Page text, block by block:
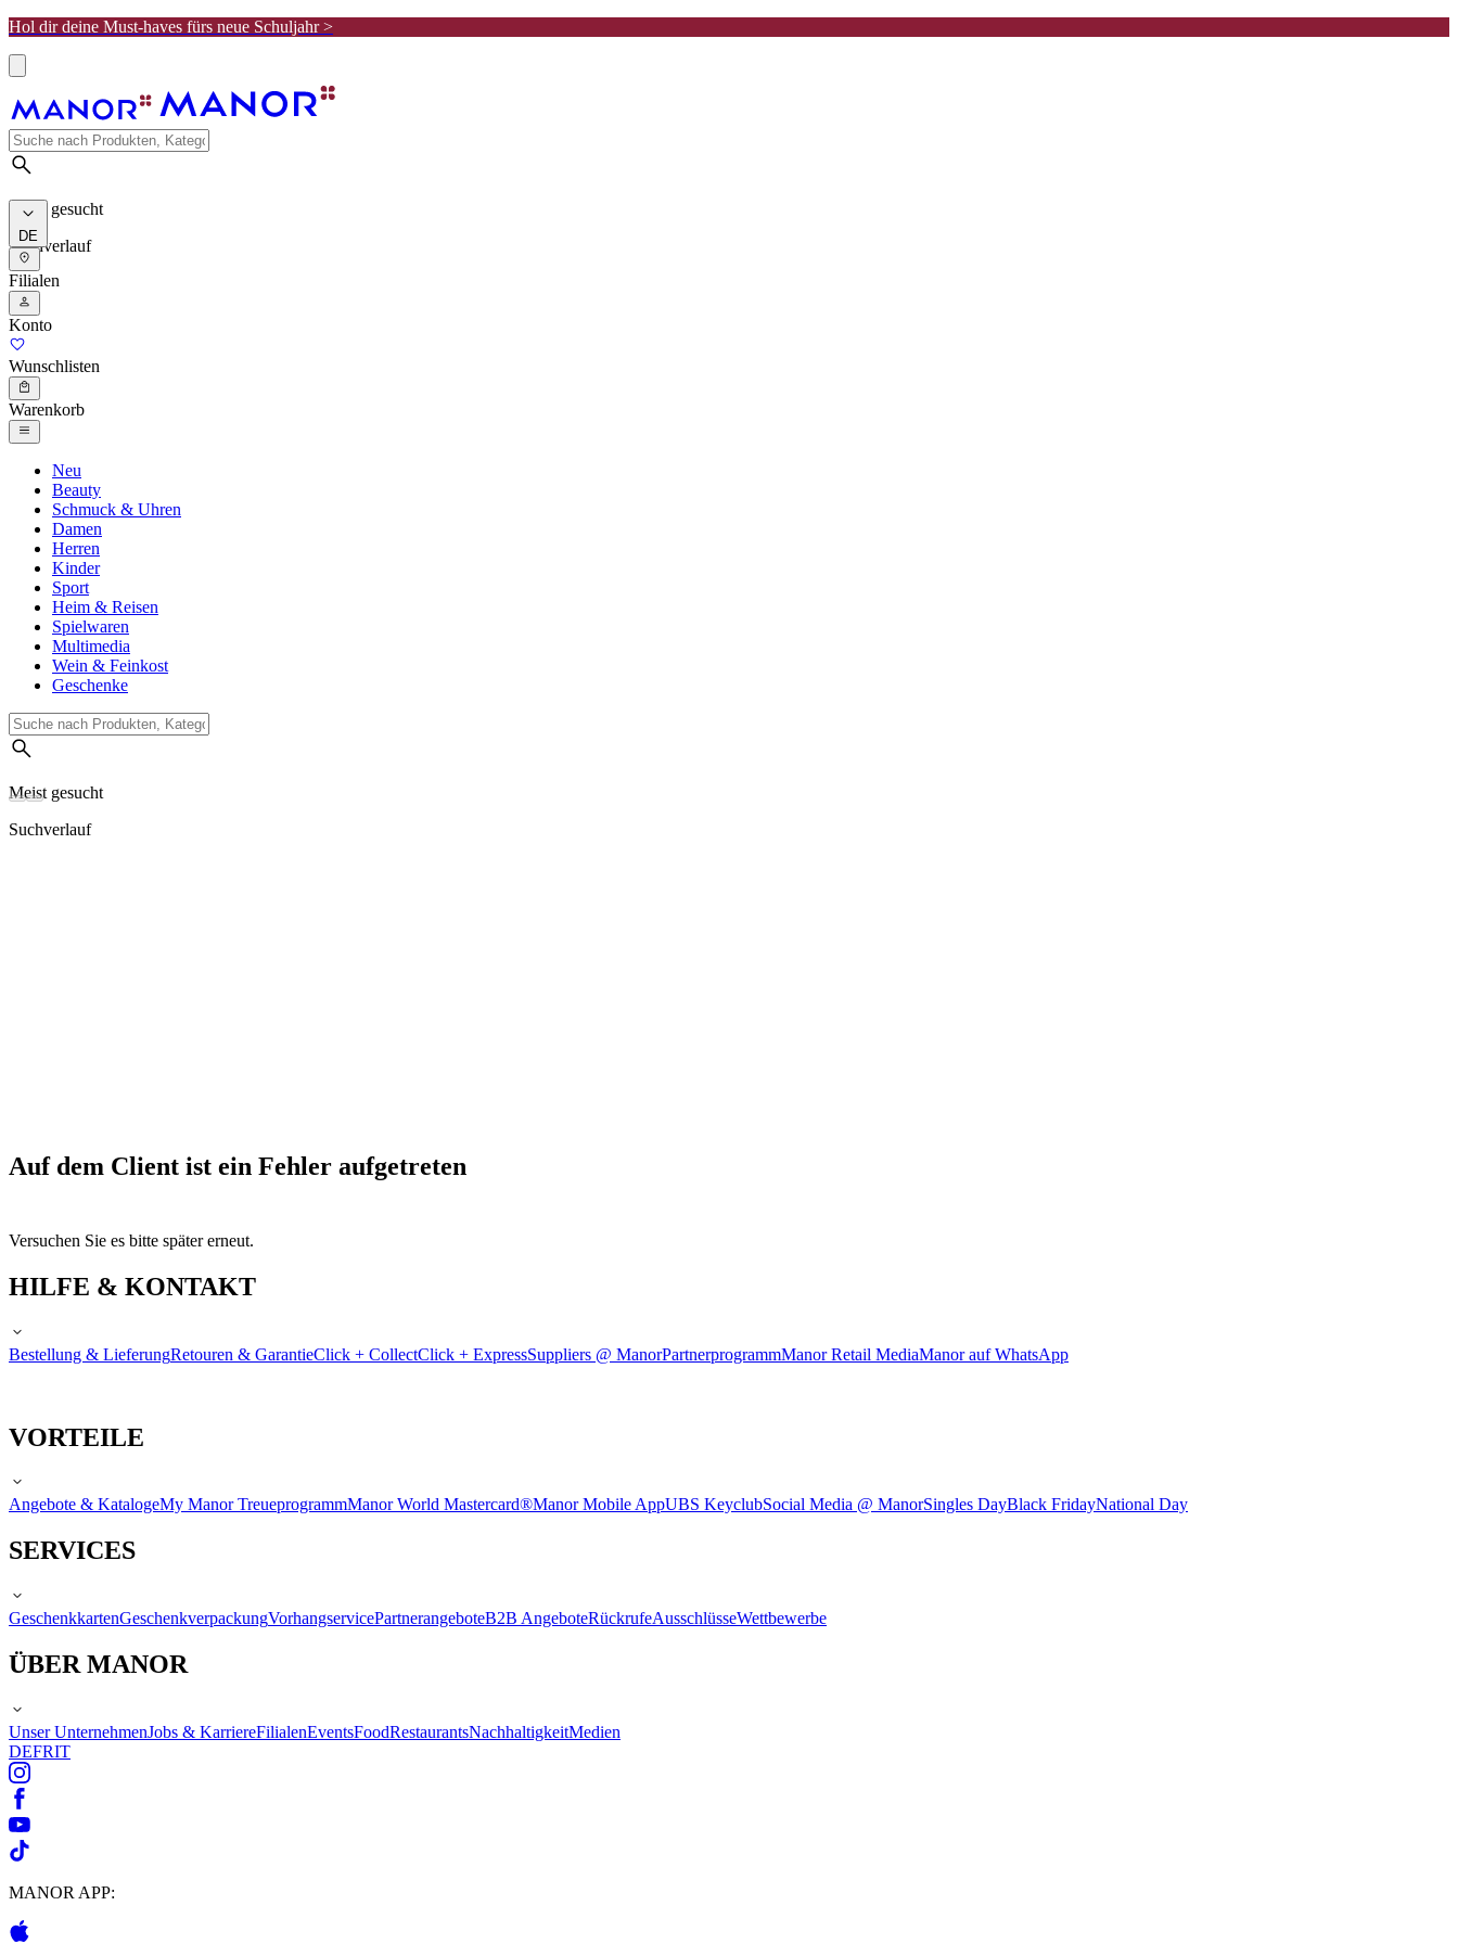
Hol dir deine Must-haves fürs neue Schuljahr >
Meist gesucht
Suchverlauf
DE
Filialen
Konto
Wunschlisten
Warenkorb
Neu
Beauty
Schmuck & Uhren
Damen
Herren
Kinder
Sport
Heim & Reisen
Spielwaren
Multimedia
Wein & Feinkost
Geschenke
Meist gesucht
Suchverlauf
Auf dem Client ist ein Fehler aufgetreten
Versuchen Sie es bitte später erneut.
HILFE & KONTAKT
Bestellung & LieferungRetouren & GarantieClick + CollectClick + ExpressSuppliers @ ManorPartnerprogrammManor Retail MediaManor auf WhatsApp
VORTEILE
Angebote & KatalogeMy Manor TreueprogrammManor World Mastercard®Manor Mobile AppUBS KeyclubSocial Media @ ManorSingles DayBlack FridayNational Day
SERVICES
GeschenkkartenGeschenkverpackungVorhangservicePartnerangeboteB2B AngeboteRückrufeAusschlüsseWettbewerbe
ÜBER MANOR
Unser UnternehmenJobs & KarriereFilialenEventsFoodRestaurantsNachhaltigkeitMedien
DEFRIT
MANOR APP: